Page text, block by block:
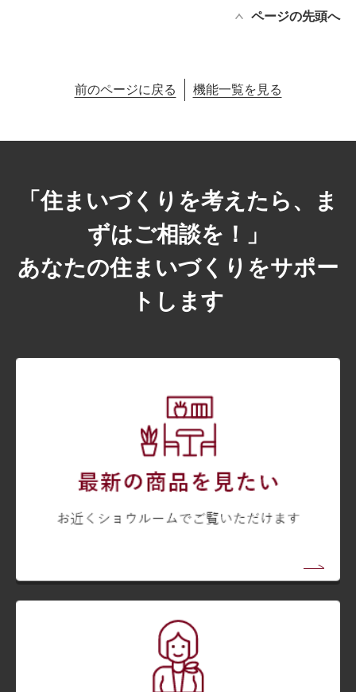
ページの先頭へ
前のページに戻る 機能一覧を見る
「住まいづくりを考えたら、ま
ずはご相談を！」
あなたの住まいづくりをサポー
トします